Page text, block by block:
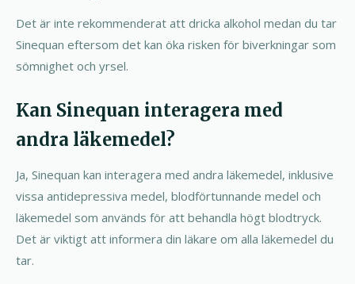
Det är inte rekommenderat att dricka alkohol medan du tar
Sinequan eftersom det kan öka risken för biverkningar som
sömnighet och yrsel.
Kan Sinequan interagera med
andra läkemedel?
Ja, Sinequan kan interagera med andra läkemedel, inklusive
vissa antidepressiva medel, blodförtunnande medel och
läkemedel som används för att behandla högt blodtryck.
Det är viktigt att informera din läkare om alla läkemedel du
tar.